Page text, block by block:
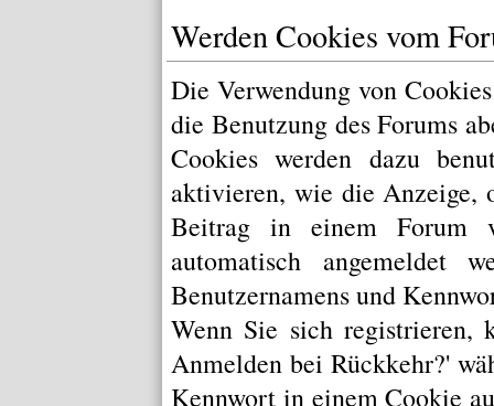
Werden Cookies vom
Die Verwendung von
die Benutzung des Forums
Cookies werden dazu
aktivieren, wie die Anzeige,
Beitrag in einem Forum
automatisch angemeldet
Benutzernamens und
Wenn Sie sich registrieren,
Anmelden bei Rückkehr?'
Kennwort in einem Cookie